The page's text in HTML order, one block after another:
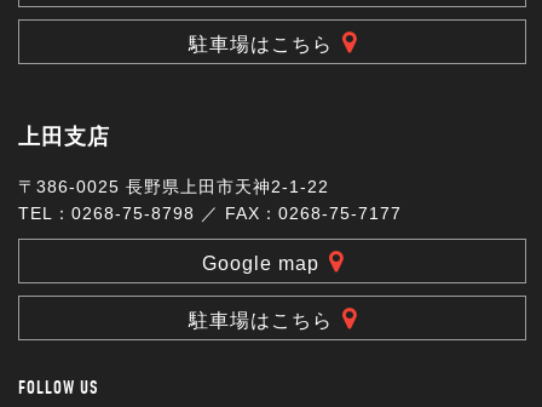
駐車場はこちら
上田支店
〒386-0025 長野県上田市天神2-1-22
TEL：0268-75-8798 ／ FAX：0268-75-7177
Google map
駐車場はこちら
FOLLOW US